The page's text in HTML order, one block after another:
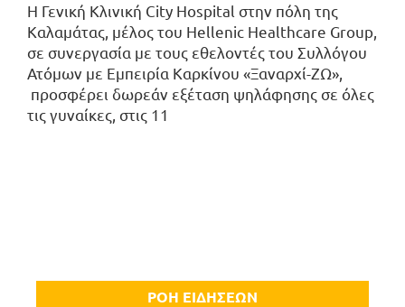
Η Γενική Κλινική City Hospital στην πόλη της
Καλαμάτας, μέλος του Hellenic Healthcare Group,
σε συνεργασία με τους εθελοντές του Συλλόγου
Ατόμων με Εμπειρία Καρκίνου «Ξαναρχί-ΖΩ»,
προσφέρει δωρεάν εξέταση ψηλάφησης σε όλες
τις γυναίκες, στις 11
ΡΟΗ ΕΙΔΗΣΕΩΝ